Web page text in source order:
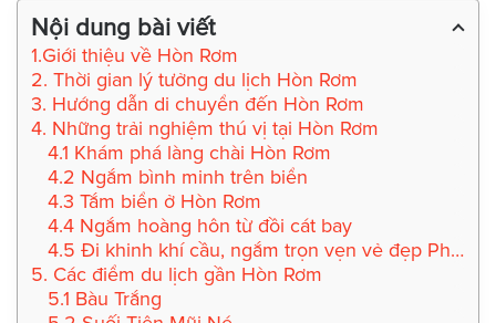
Nội dung bài viết
1.Giới thiệu về Hòn Rơm
2. Thời gian lý tưởng du lịch Hòn Rơm
3. Hướng dẫn di chuyển đến Hòn Rơm
4. Những trải nghiệm thú vị tại Hòn Rơm
4.1 Khám phá làng chài Hòn Rơm
4.2 Ngắm bình minh trên biển
4.3 Tắm biển ở Hòn Rơm
4.4 Ngắm hoàng hôn từ đồi cát bay
4.5 Đi khinh khí cầu, ngắm trọn vẹn vẻ đẹp Phan Thiết
5. Các điểm du lịch gần Hòn Rơm
5.1 Bàu Trắng